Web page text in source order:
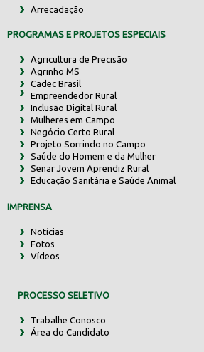
Arrecadação
PROGRAMAS E PROJETOS ESPECIAIS
Agricultura de Precisão
Agrinho MS
Cadec Brasil
Empreendedor Rural
Inclusão Digital Rural
Mulheres em Campo
Negócio Certo Rural
Projeto Sorrindo no Campo
Saúde do Homem e da Mulher
Senar Jovem Aprendiz Rural
Educação Sanitária e Saúde Animal
IMPRENSA
Notícias
Fotos
Vídeos
PROCESSO SELETIVO
Trabalhe Conosco
Área do Candidato